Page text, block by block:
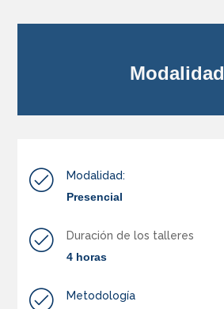
Modalidad
Modalidad:
Presencial
Duración de los talleres
4 horas
Metodología